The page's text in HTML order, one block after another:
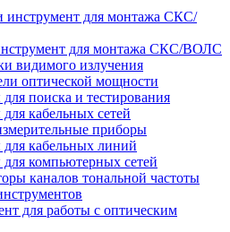
для монтажа СКС/ВОЛС
видимого излучения
оптической мощности
поиска и тестирования
кабельных сетей
приборы
кабельных линий
компьютерных сетей
каналов тональной частоты
для работы с оптическим